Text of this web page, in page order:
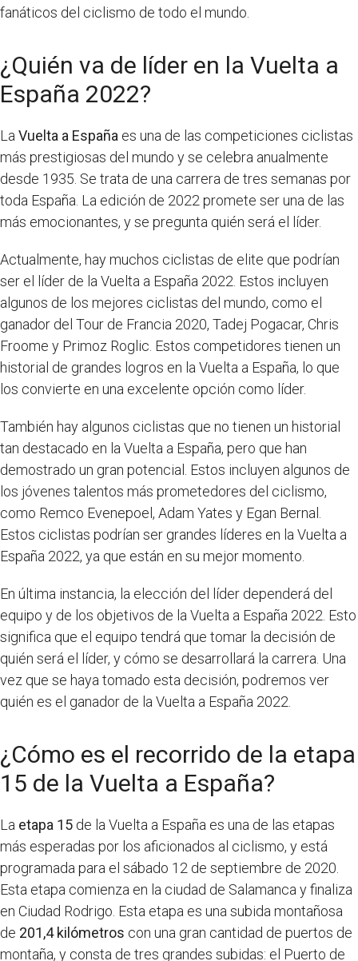
fanáticos del ciclismo de todo el mundo.
¿Quién va de líder en la Vuelta a
España 2022?
La Vuelta a España es una de las competiciones ciclistas
más prestigiosas del mundo y se celebra anualmente
desde 1935. Se trata de una carrera de tres semanas por
toda España. La edición de 2022 promete ser una de las
más emocionantes, y se pregunta quién será el líder.
Actualmente, hay muchos ciclistas de elite que podrían
ser el líder de la Vuelta a España 2022. Estos incluyen
algunos de los mejores ciclistas del mundo, como el
ganador del Tour de Francia 2020, Tadej Pogacar, Chris
Froome y Primoz Roglic. Estos competidores tienen un
historial de grandes logros en la Vuelta a España, lo que
los convierte en una excelente opción como líder.
También hay algunos ciclistas que no tienen un historial
tan destacado en la Vuelta a España, pero que han
demostrado un gran potencial. Estos incluyen algunos de
los jóvenes talentos más prometedores del ciclismo,
como Remco Evenepoel, Adam Yates y Egan Bernal.
Estos ciclistas podrían ser grandes líderes en la Vuelta a
España 2022, ya que están en su mejor momento.
En última instancia, la elección del líder dependerá del
equipo y de los objetivos de la Vuelta a España 2022. Esto
significa que el equipo tendrá que tomar la decisión de
quién será el líder, y cómo se desarrollará la carrera. Una
vez que se haya tomado esta decisión, podremos ver
quién es el ganador de la Vuelta a España 2022.
¿Cómo es el recorrido de la etapa
15 de la Vuelta a España?
La etapa 15 de la Vuelta a España es una de las etapas
más esperadas por los aficionados al ciclismo, y está
programada para el sábado 12 de septiembre de 2020.
Esta etapa comienza en la ciudad de Salamanca y finaliza
en Ciudad Rodrigo. Esta etapa es una subida montañosa
de 201,4 kilómetros con una gran cantidad de puertos de
montaña, y consta de tres grandes subidas: el Puerto de